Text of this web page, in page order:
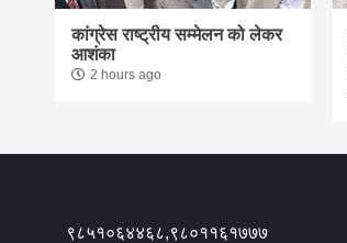
कांग्रेस राष्ट्रीय सम्मेलन को लेकर
आशंका
2 hours ago
९८५१०६४४६८,९८०११६१७७७